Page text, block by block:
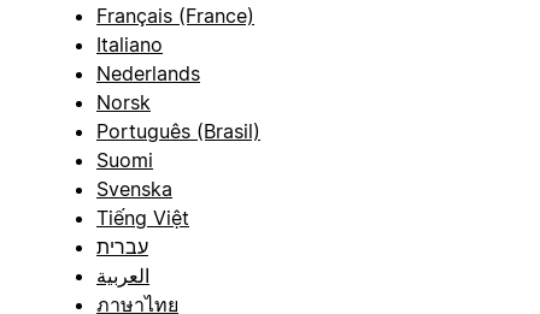
Français (France)
Italiano
Nederlands
Norsk
Português (Brasil)
Suomi
Svenska
Tiếng Việt
עברית
العربية
ภาษาไทย